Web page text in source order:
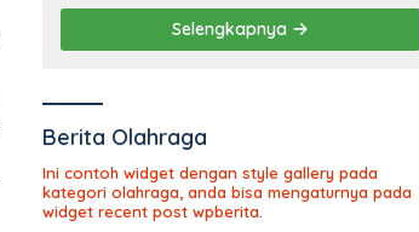
2026
Selengkapnya
Berita Olahraga
Ini contoh widget dengan style gallery pada
kategori olahraga, anda bisa mengaturnya pada
widget recent post wpberita.